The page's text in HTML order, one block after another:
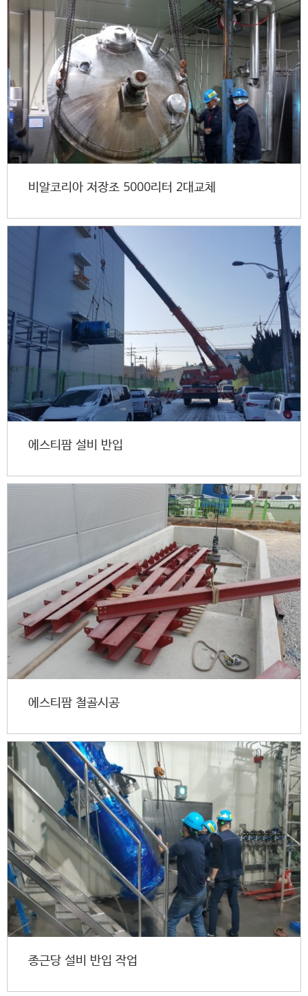
비알코리아 저장조 5000리터 2대교체
에스티팜 설비 반입
에스티팜 철골시공
종근당 설비 반입 작업